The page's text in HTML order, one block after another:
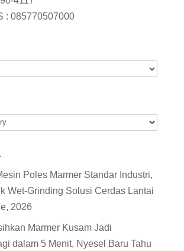
: 085770507000
Poles Marmer Standar Industri,
Wet-Grinding Solusi Cerdas Lantai
2026
Marmer Kusam Jadi
dalam 5 Menit, Nyesel Baru Tahu